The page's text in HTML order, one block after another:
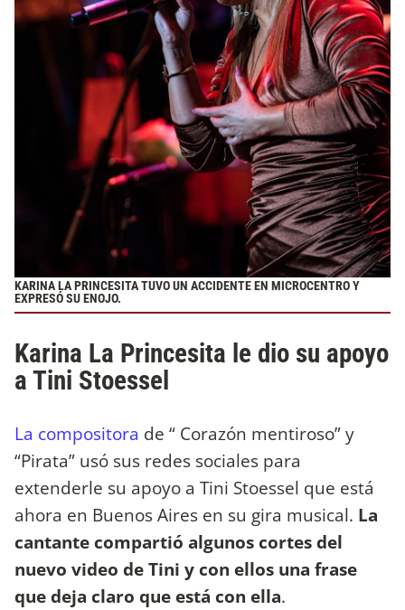
KARINA LA PRINCESITA TUVO UN ACCIDENTE EN MICROCENTRO Y
EXPRESÓ SU ENOJO.
Karina La Princesita le dio su apoyo
a Tini Stoessel
La compositora de “ Corazón mentiroso” y
“Pirata” usó sus redes sociales para
extenderle su apoyo a Tini Stoessel que está
ahora en Buenos Aires en su gira musical. La
cantante compartió algunos cortes del
nuevo video de Tini y con ellos una frase
que deja claro que está con ella.